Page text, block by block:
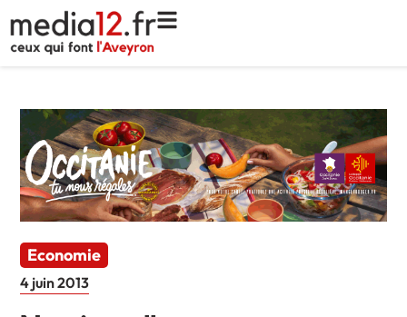
Economie
4 juin 2013